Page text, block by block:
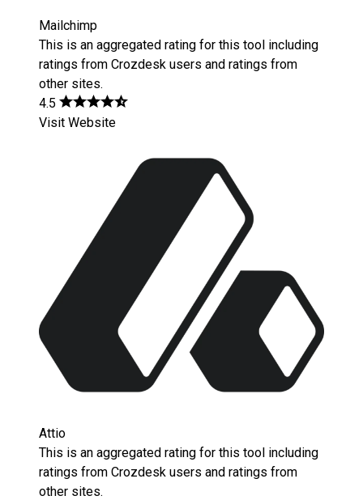
Mailchimp
This is an aggregated rating for this tool including
ratings from Crozdesk users and ratings from
other sites.
4.5
Visit Website
Attio
This is an aggregated rating for this tool including
ratings from Crozdesk users and ratings from
other sites.